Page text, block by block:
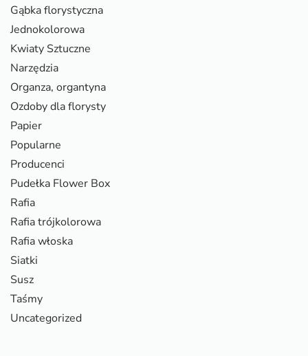
Gąbka florystyczna
Jednokolorowa
Kwiaty Sztuczne
Narzędzia
Organza, organtyna
Ozdoby dla florysty
Papier
Popularne
Producenci
Pudełka Flower Box
Rafia
Rafia trójkolorowa
Rafia włoska
Siatki
Susz
Taśmy
Uncategorized